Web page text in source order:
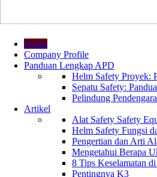
Home
Company Profile
Panduan Lengkap APD
Helm Safety Proyek:
Sepatu Safety:
Pelindung
Artikel
Alat Safety Safety
Helm Safety Fungsi
Pengertian dan Arti
Mengetahui Berapa
8 Tips Keselamatan
Pentingnya K3